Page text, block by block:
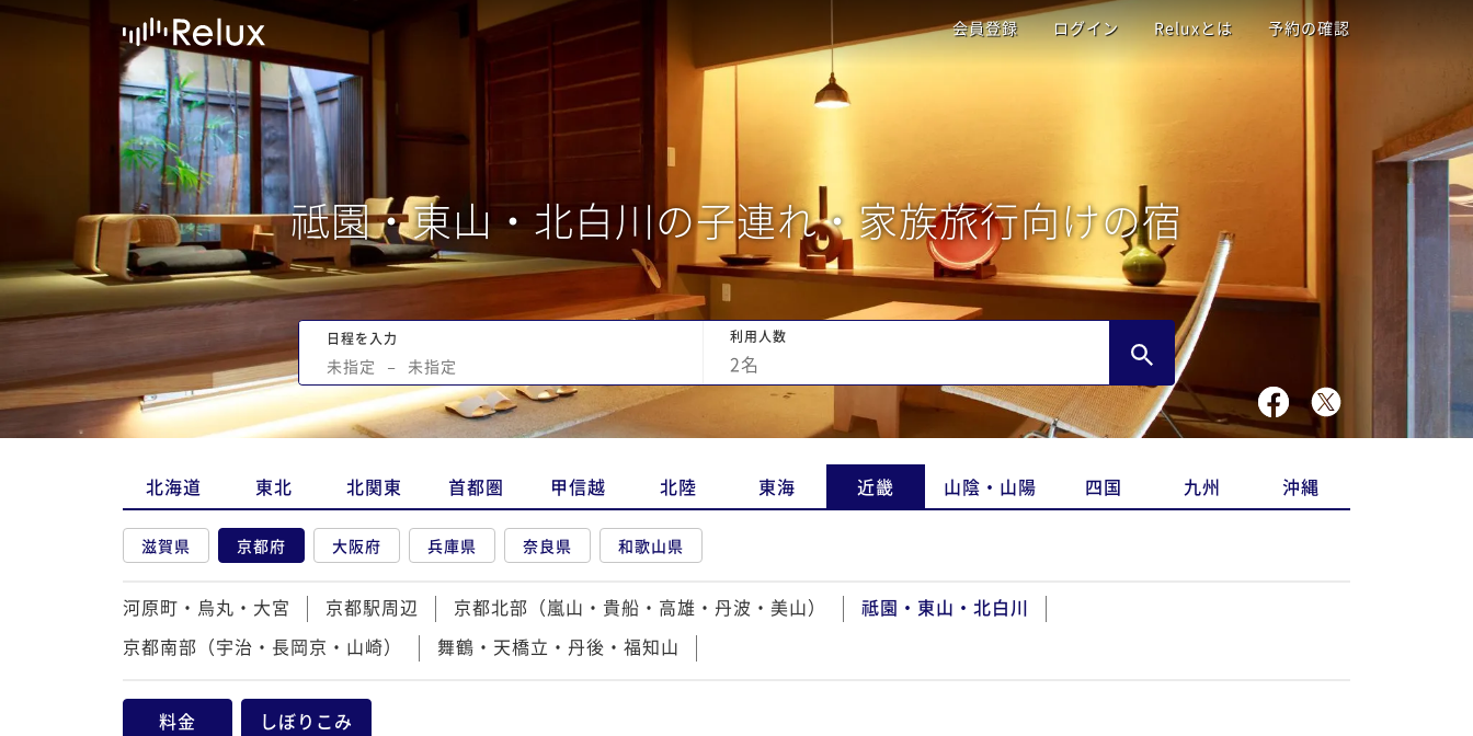
会員登録 ログイン Reluxとは 予約の確認
祗園・東山・北白川の子連れ・家族旅行向けの宿
日程を入力
未指定 − 未指定
利用人数
2名
北海道 東北 北関東 首都圏 甲信越 北陸 東海 近畿 山陰・山陽 四国 九州 沖縄
滋賀県 京都府 大阪府 兵庫県 奈良県 和歌山県
河原町・烏丸・大宮 京都駅周辺 京都北部（嵐山・貴船・高雄・丹波・美山）
祗園・東山・北白川
京都南部（宇治・長岡京・山崎）
舞鶴・天橋立・丹後・福知山
料金 しぼりこみ